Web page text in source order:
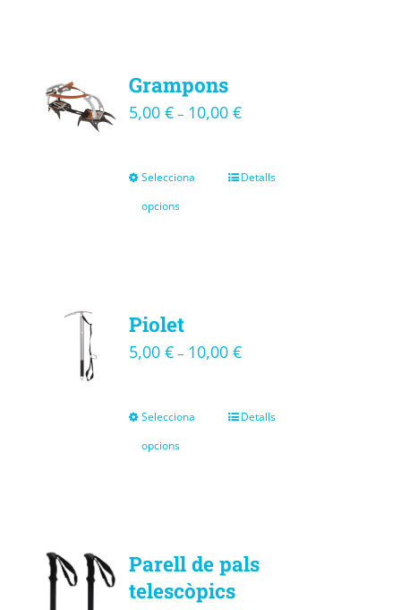
Grampons
5,00 €– 10,00 €
Selecciona
opcions
Detalls
Piolet
5,00 €– 10,00 €
Selecciona
opcions
Detalls
Parell de pals
telescòpics